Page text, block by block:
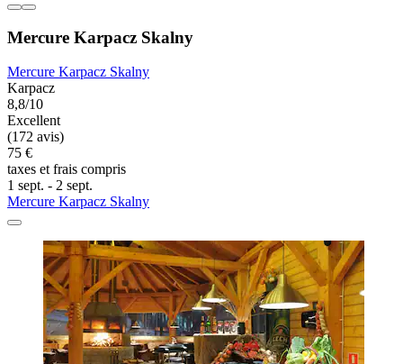
Mercure Karpacz Skalny
Mercure Karpacz Skalny
Karpacz
8,8/10
Excellent
(172 avis)
75 €
taxes et frais compris
1 sept. - 2 sept.
Mercure Karpacz Skalny